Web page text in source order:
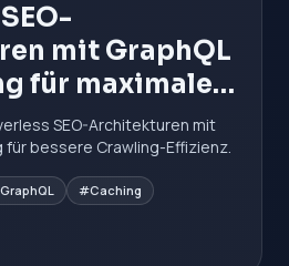
mit GraphQL
für maximale
SEO-Architekturen mit
für bessere Crawling-Effizienz.
#Caching